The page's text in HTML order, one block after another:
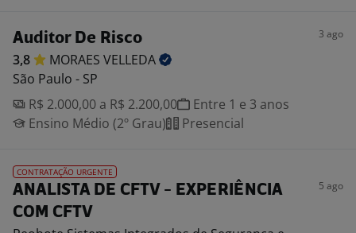
Auditor De Risco 3 ago
3,8 MORAES VELLEDA
São Paulo - SP
R$ 2.000,00 a R$ 2.200,00
Entre 1 e 3 anos
Ensino Médio (2º Grau)
Presencial
CONTRATAÇÃO URGENTE
ANALISTA DE CFTV - EXPERIÊNCIA
COM CFTV
5 ago